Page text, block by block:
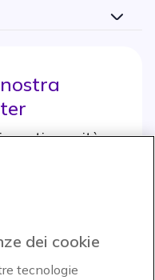
sconti e novità
dei cookie
tecnologie